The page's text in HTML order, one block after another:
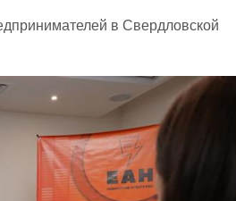
в Свердловской